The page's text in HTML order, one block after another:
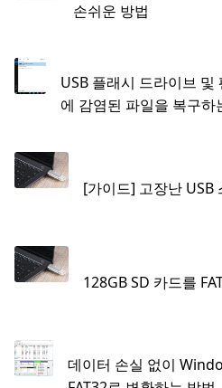
손쉬운 방법
USB 플래시 드라이브
에 감염된 파일을 복구하
[가이드] 고장난 USB
128GB SD 카드를
데이터 손실 없이